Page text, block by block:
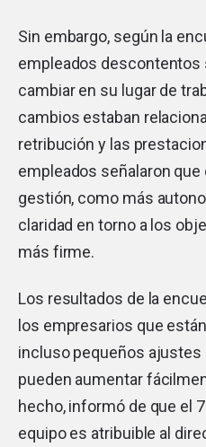
Sin embargo, según la
empleados descontentos
cambiar en su lugar de
cambios estaban
retribución y las
empleados señalaron
gestión, como más
claridad en torno a los
más firme.
Los resultados de la
los empresarios que
incluso pequeños
pueden aumentar
hecho, informó de que el
equipo es atribuible al